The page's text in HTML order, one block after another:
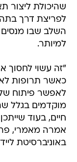
שהיכולת ליצור
לפריצת דרך
השלב שבו
למיותר.
"זה עשוי לחסוך
כאשר תרופות לא
לאפשר פיתוח
מוקדמים בגלל
חיים, בעוד
אמרה מאמרי,
באוניברסיטת